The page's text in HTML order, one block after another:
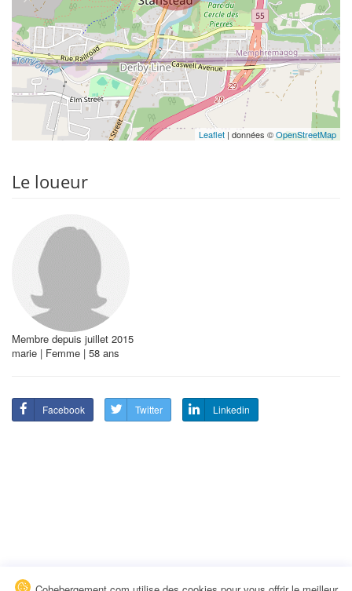
Leaflet | données ©OpenStreetMap
Le loueur
Membre depuis juillet 2015
marie | Femme | 58 ans
Facebook Twitter Linkedin